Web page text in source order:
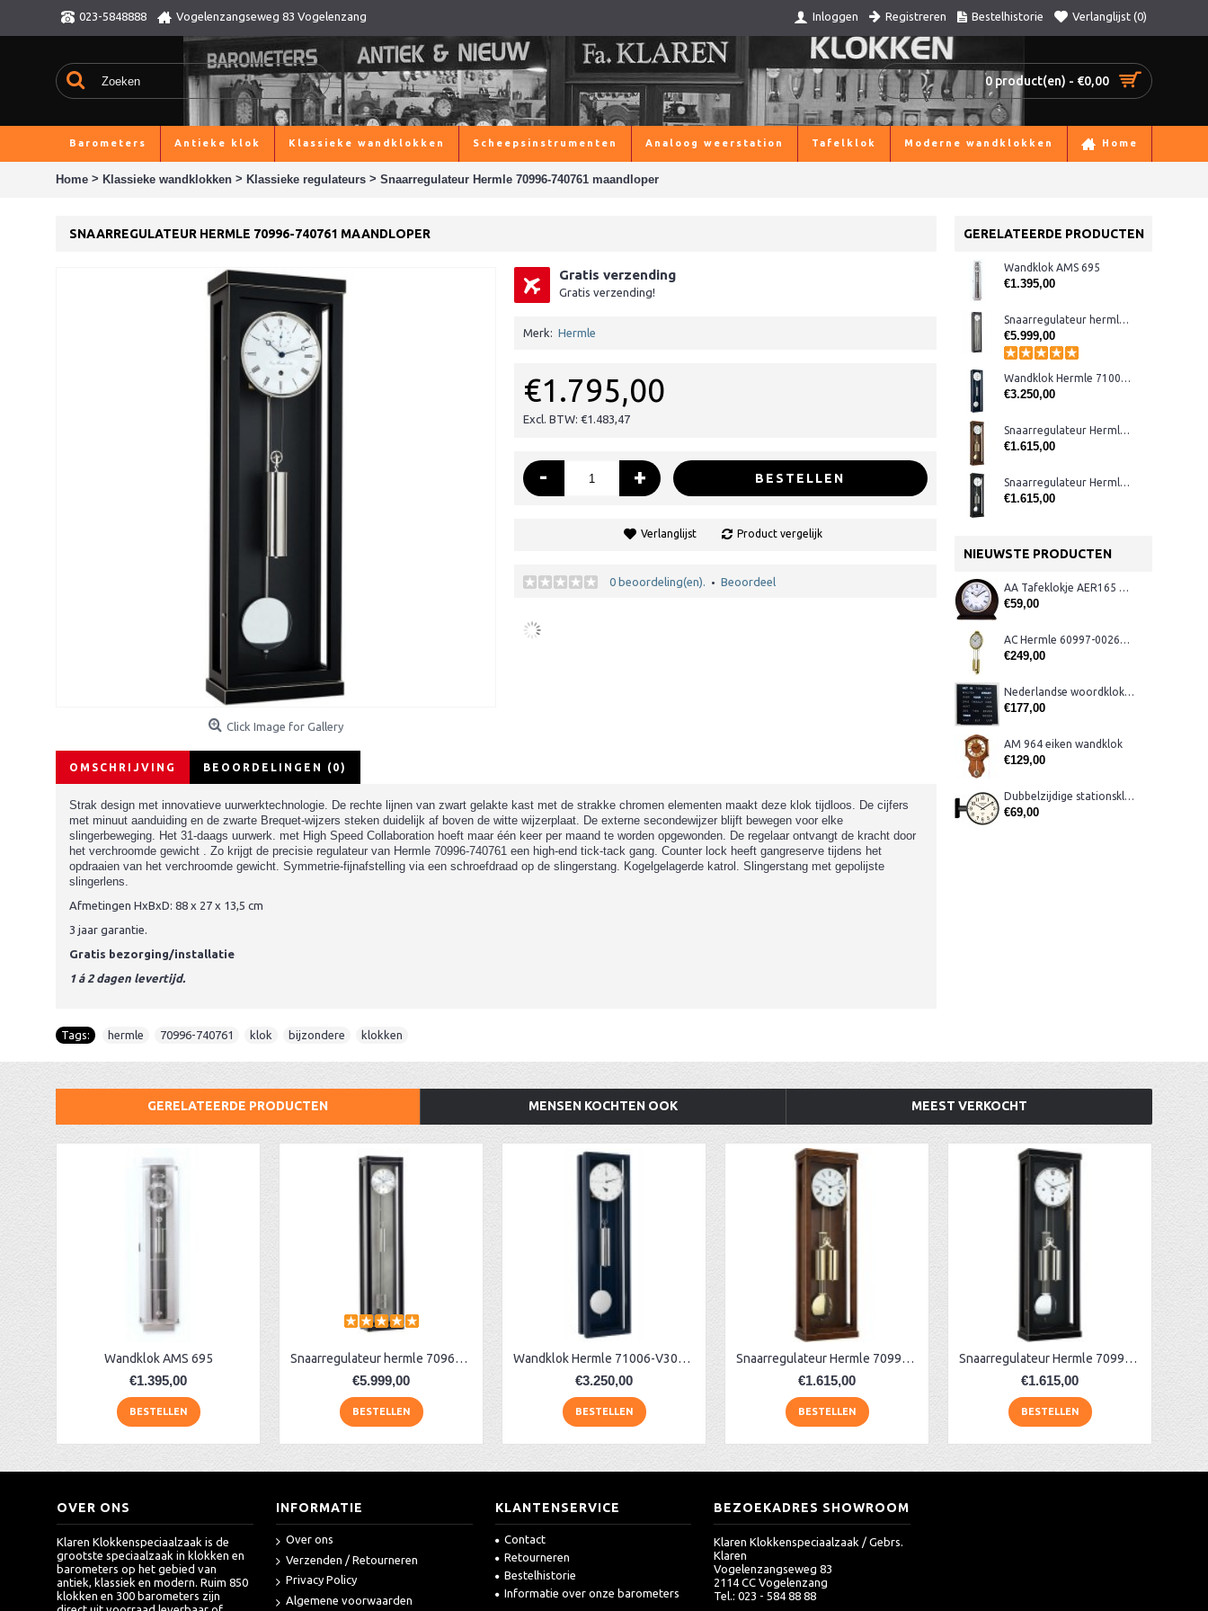
023-5848888 Vogelenzangseweg 83 Vogelenzang Inloggen Registreren Bestelhistorie Verlanglijst (0)
0 product(en) - €0,00
Barometers Antieke klok Klassieke wandklokken Scheepsinstrumenten Analoog weerstation Tafelklok Moderne wandklokken Home
Home > Klassieke wandklokken > Klassieke regulateurs > Snaarregulateur Hermle 70996-740761 maandloper
GERELATEERDE PRODUCTEN
Wandklok AMS 695
€1.395,00
Snaarregulateur hermle 70961-740761 Kingsland
€5.999,00
Wandklok Hermle 71006-V30761 blauw
€3.250,00
Snaarregulateur Hermle 70994-030351
€1.615,00
Snaarregulateur Hermle 70993-740351
€1.615,00
NIEUWSTE PRODUCTEN
AA Tafeklokje AER165 noten
€59,00
AC Hermle 60997-00261 wandklok
€249,00
Nederlandse woordklok zwart AMS 1265
€177,00
AM 964 eiken wandklok
€129,00
Dubbelzijdige stationsklok metaal 1879
€69,00
SNAARREGULATEUR HERMLE 70996-740761 MAANDLOPER
Click Image for Gallery
Gratis verzending
Gratis verzending!
Merk: Hermle
€1.795,00
Excl. BTW: €1.483,47
- + BESTELLEN
Verlanglijst Product vergelijk
0 beoordeling(en). • Beoordeel
OMSCHRIJVING BEOORDELINGEN (0)
Strak design met innovatieve uurwerktechnologie. De rechte lijnen van zwart gelakte kast met de strakke chromen elementen maakt deze klok tijdloos. De cijfers
met minuut aanduiding en de zwarte Brequet-wijzers steken duidelijk af boven de witte wijzerplaat. De externe secondewijzer blijft bewegen voor elke
slingerbeweging. Het 31-daags uurwerk. met High Speed ​​Collaboration hoeft maar één keer per maand te worden opgewonden. De regelaar ontvangt de kracht door
het verchroomde gewicht . Zo krijgt de precisie regulateur van Hermle 70996-740761 een high-end tick-tack gang. Counter lock heeft gangreserve tijdens het
opdraaien van het verchroomde gewicht. Symmetrie-fijnafstelling via een schroefdraad op de slingerstang. Kogelgelagerde katrol. Slingerstang met gepolijste
slingerlens.
Afmetingen HxBxD: 88 x 27 x 13,5 cm
3 jaar garantie.
Gratis bezorging/installatie
1 á 2 dagen levertijd.
Tags: hermle 70996-740761 klok bijzondere klokken
GERELATEERDE PRODUCTEN MENSEN KOCHTEN OOK MEEST VERKOCHT
Wandklok AMS 695
€1.395,00
BESTELLEN
Snaarregulateur hermle 70961-740761 Kingsland
€5.999,00
BESTELLEN
Wandklok Hermle 71006-V30761 blauw
€3.250,00
BESTELLEN
Snaarregulateur Hermle 70994-030351
€1.615,00
BESTELLEN
Snaarregulateur Hermle 70993-740351
€1.615,00
BESTELLEN
OVER ONS
Klaren Klokkenspeciaalzaak is de
grootste speciaalzaak in klokken en
barometers op het gebied van
antiek, klassiek en modern. Ruim 850
klokken en 300 barometers zijn
INFORMATIE
Over ons
Verzenden / Retourneren
Privacy Policy
Algemene voorwaarden
KLANTENSERVICE
Contact
Retourneren
Bestelhistorie
Informatie over onze barometers
BEZOEKADRES SHOWROOM
Klaren Klokkenspeciaalzaak / Gebrs.
Klaren
Vogelenzangseweg 83
2114 CC Vogelenzang
Tel.: 023 - 584 88 88